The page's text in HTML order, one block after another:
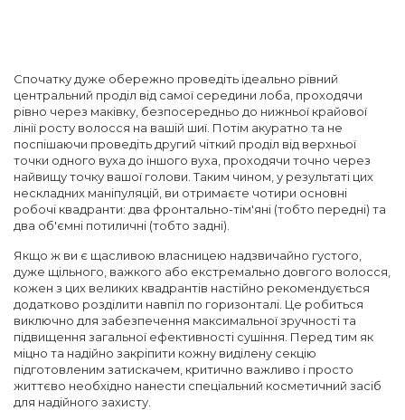
Спочатку дуже обережно проведіть ідеально рівний
центральний проділ від самої середини лоба, проходячи
рівно через маківку, безпосередньо до нижньої крайової
лінії росту волосся на вашій шиї. Потім акуратно та не
поспішаючи проведіть другий чіткий проділ від верхньої
точки одного вуха до іншого вуха, проходячи точно через
найвищу точку вашої голови. Таким чином, у результаті цих
нескладних маніпуляцій, ви отримаєте чотири основні
робочі квадранти: два фронтально-тім'яні (тобто передні) та
два об'ємні потиличні (тобто задні).
Якщо ж ви є щасливою власницею надзвичайно густого,
дуже щільного, важкого або екстремально довгого волосся,
кожен з цих великих квадрантів настійно рекомендується
додатково розділити навпіл по горизонталі. Це робиться
виключно для забезпечення максимальної зручності та
підвищення загальної ефективності сушіння. Перед тим як
міцно та надійно закріпити кожну виділену секцію
підготовленим затискачем, критично важливо і просто
життєво необхідно нанести спеціальний косметичний засіб
для надійного захисту.